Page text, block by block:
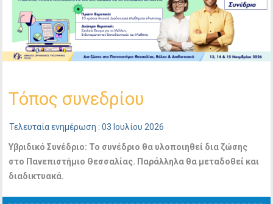
Τόπος συνεδρίου
Τελευταία ενημέρωση : 03 Ιουλίου 2026
Υβριδικό Συνέδριο: Το συνέδριο θα υλοποιηθεί δια ζώσης
στο Πανεπιστήμιο Θεσσαλίας. Παράλληλα θα μεταδοθεί και
διαδικτυακά.